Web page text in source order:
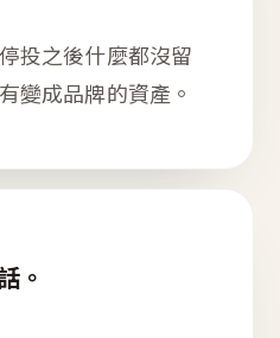
投之後什麼都沒留
變成品牌的資產。
。